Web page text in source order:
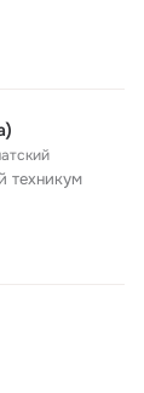
техникум